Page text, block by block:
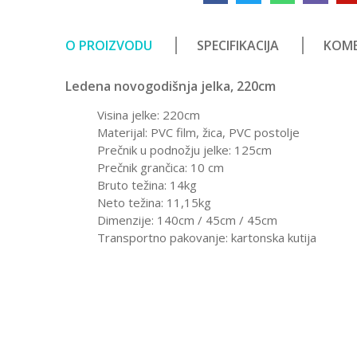
O PROIZVODU SPECIFIKACIJA
Ledena novogodišnja jelka, 220cm
Visina jelke: 220cm
Materijal: PVC film, žica, PVC postolje
Prečnik u podnožju jelke: 125cm
Prečnik grančica: 10 cm
Bruto težina: 14kg
Neto težina: 11,15kg
Dimenzije: 140cm / 45cm / 45cm
Transportno pakovanje: kartonska kutija